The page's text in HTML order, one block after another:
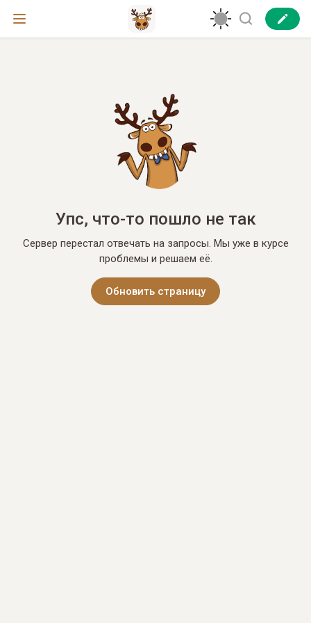
Упс, что-то пошло не так
Сервер перестал отвечать на запросы. Мы уже в курсе
проблемы и решаем её.
Обновить страницу